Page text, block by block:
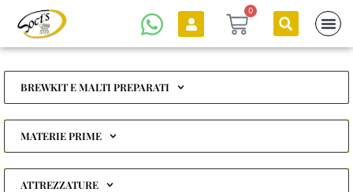
0
BREWKIT E MALTI PREPARATI
MATERIE PRIME
ATTREZZATURE